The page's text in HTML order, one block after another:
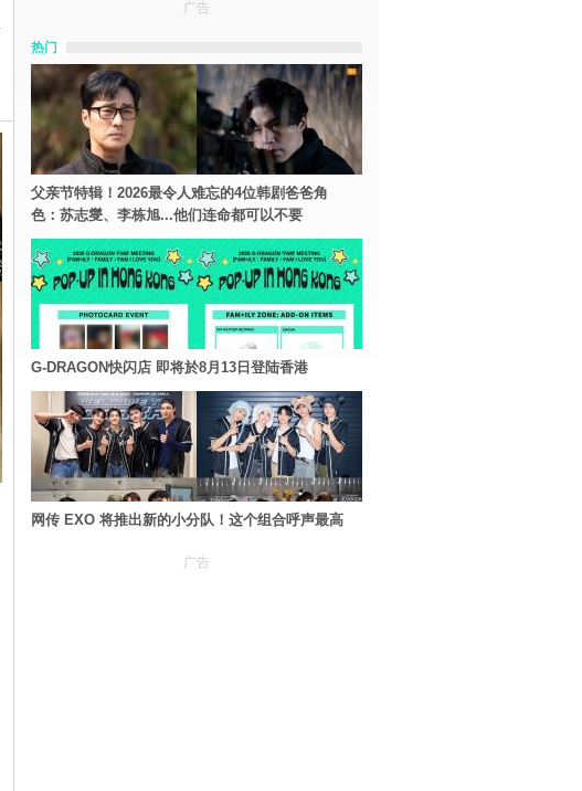
广告
热门
父亲节特辑！2026最令人难忘的4位韩剧爸爸角
色：苏志燮、李栋旭...他们连命都可以不要
G-DRAGON快闪店 即将於8月13日登陆香港
网传 EXO 将推出新的小分队！这个组合呼声最高
广告